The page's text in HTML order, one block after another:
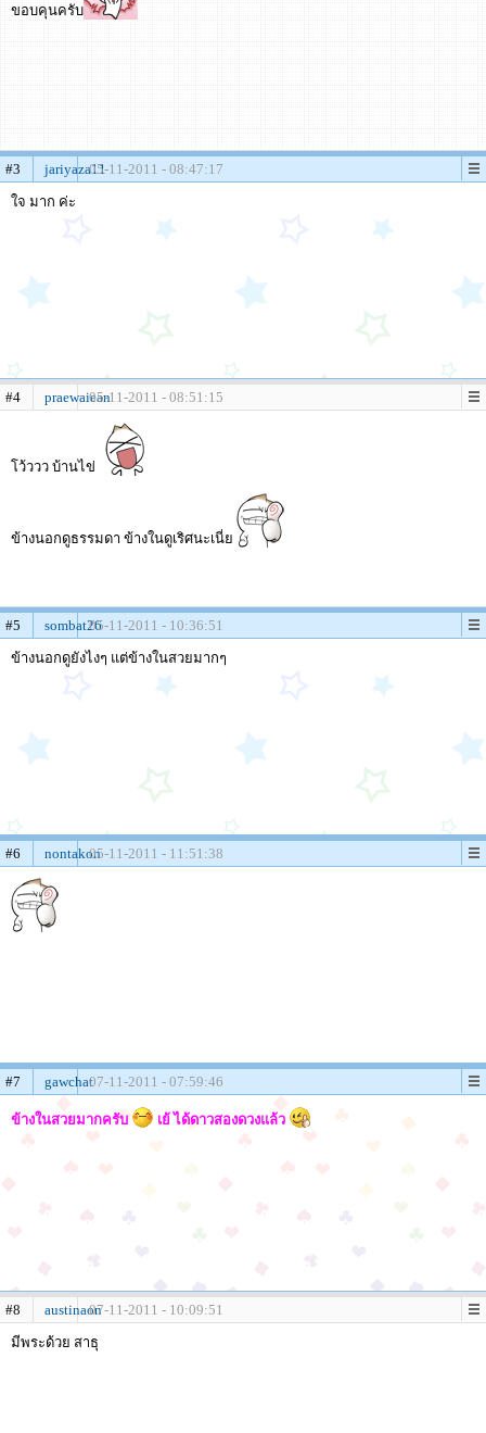
ขอบคุนครับ
#3 jariyaza1105-11-2011 - 08:47:17
ใจ มาก ค่ะ
#4 praewaiean05-11-2011 - 08:51:15
โว้ววว บ้านไข่
ข้างนอกดูธรรมดา ข้างในดูเริศนะเนี่ย
#5 sombat2605-11-2011 - 10:36:51
ข้างนอกดูยังไงๆ แต่ข้างในสวยมากๆ
#6 nontakon05-11-2011 - 11:51:38
#7 gawchat07-11-2011 - 07:59:46
ข้างในสวยมากครับ เย้ ได้ดาวสองดวงแล้ว
#8 austinaon07-11-2011 - 10:09:51
มีพระด้วย สาธุ